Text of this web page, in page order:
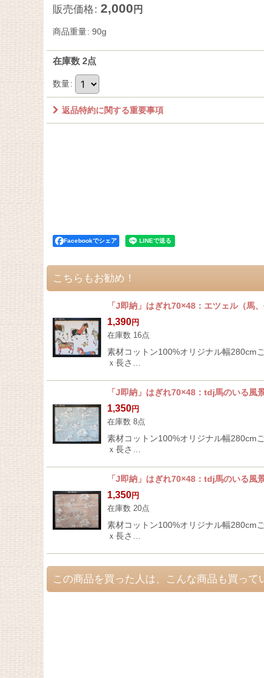
販売価格: 2,000 円
商品重量: 90g
在庫数 2点
数量:
返品特約に関する重要事項
Facebookでシェア
こちらもお勧め！
「J即納」はぎれ70×48：エツェル（馬、
1,390円
在庫数 16点
素材コットン100%オリジナル幅280cm
ｘ長さ…
「J即納」はぎれ70×48：tdj馬のいる風
1,350円
在庫数 8点
素材コットン100%オリジナル幅280cm
ｘ長さ…
「J即納」はぎれ70×48：tdj馬のいる風
1,350円
在庫数 20点
素材コットン100%オリジナル幅280cm
ｘ長さ…
この商品を買った人は、こんな商品も買って